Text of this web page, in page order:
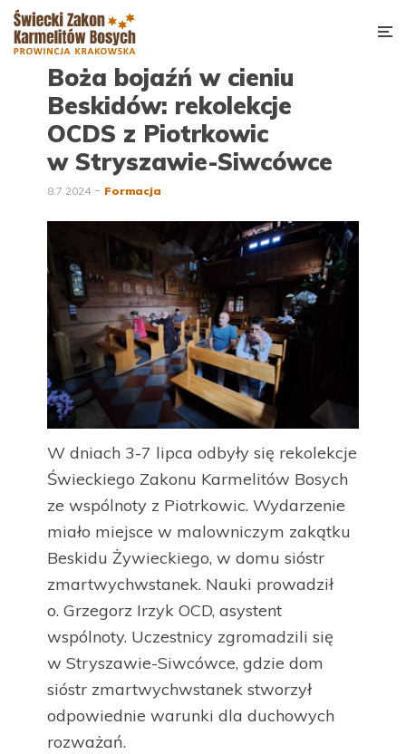
Boża bojaźń w cieniu
Beskidów: rekolekcje
OCDS z Piotrkowic
w Stryszawie-Siwcówce
8.7.2024 Formacja
W dniach 3-7 lipca odbyły się rekolekcje
Świeckiego Zakonu Karmelitów Bosych
ze wspólnoty z Piotrkowic. Wydarzenie
miało miejsce w malowniczym zakątku
Beskidu Żywieckiego, w domu sióstr
zmartwychwstanek. Nauki prowadził
o. Grzegorz Irzyk OCD, asystent
wspólnoty. Uczestnicy zgromadzili się
w Stryszawie-Siwcówce, gdzie dom
sióstr zmartwychwstanek stworzył
odpowiednie warunki dla duchowych
rozważań.